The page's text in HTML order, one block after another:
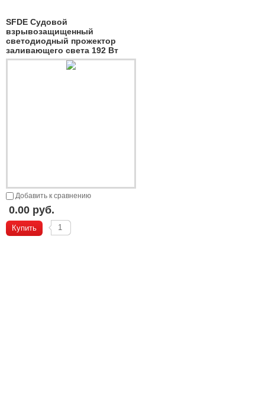
SFDE Судовой
взрывозащищенный
светодиодный прожектор
заливающего света 192 Вт
Добавить к сравнению
0.00 руб.
Купить